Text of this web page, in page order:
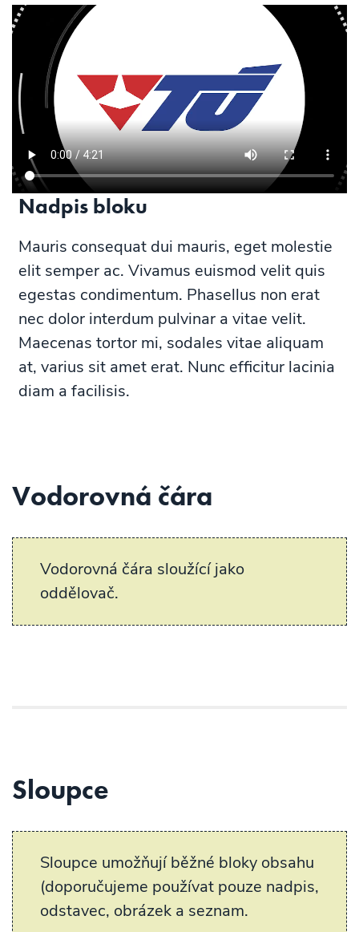
Nadpis bloku
Mauris consequat dui mauris, eget molestie
elit semper ac. Vivamus euismod velit quis
egestas condimentum. Phasellus non erat
nec dolor interdum pulvinar a vitae velit.
Maecenas tortor mi, sodales vitae aliquam
at, varius sit amet erat. Nunc efficitur lacinia
diam a facilisis.
Vodorovná čára
Vodorovná čára sloužící jako
oddělovač.
Sloupce
Sloupce umožňují běžné bloky obsahu
(doporučujeme používat pouze nadpis,
odstavec, obrázek a seznam.